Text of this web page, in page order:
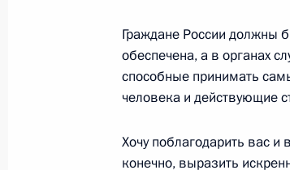
Начало встречи с
16 декабря 2005 года, 15:49
15 декабря 2005 года,
Граждане России должны
обеспечена, а в органах
способные принимать
человека и действующие
Хочу поблагодарить вас
конечно, выразить